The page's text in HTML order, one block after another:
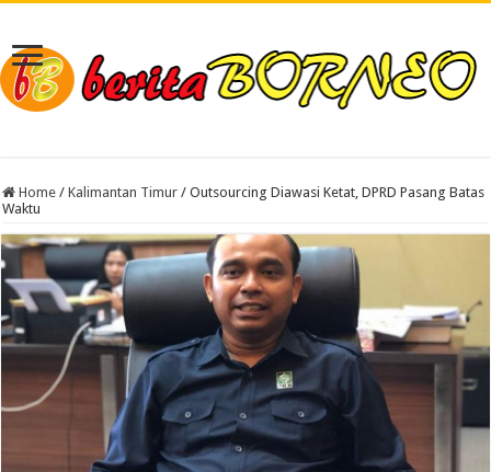
Home / Kalimantan Timur / Outsourcing Diawasi Ketat, DPRD Pasang Batas
Waktu